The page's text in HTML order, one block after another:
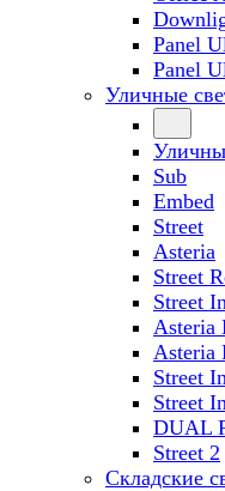
Panel
Panel
Уличные
Sub
Embed
Street
Asteria
Street
Street
Asteria
Street
Street
DUAL
Street 2
Складские